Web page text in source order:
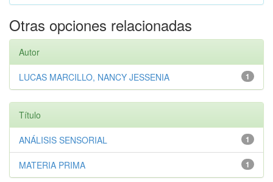
Otras opciones relacionadas
Autor
1
LUCAS MARCILLO, NANCY JESSENIA
Título
1
ANÁLISIS SENSORIAL
1
MATERIA PRIMA